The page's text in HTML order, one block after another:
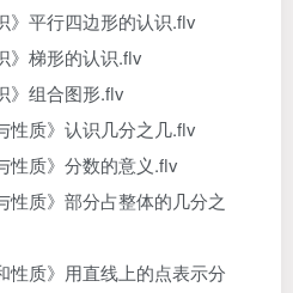
平行四边形的认识.flv
》梯形的认识.flv
》组合图形.flv
质》认识几分之几.flv
性质》分数的意义.flv
质》部分占整体的几分之
质》用直线上的点表示分